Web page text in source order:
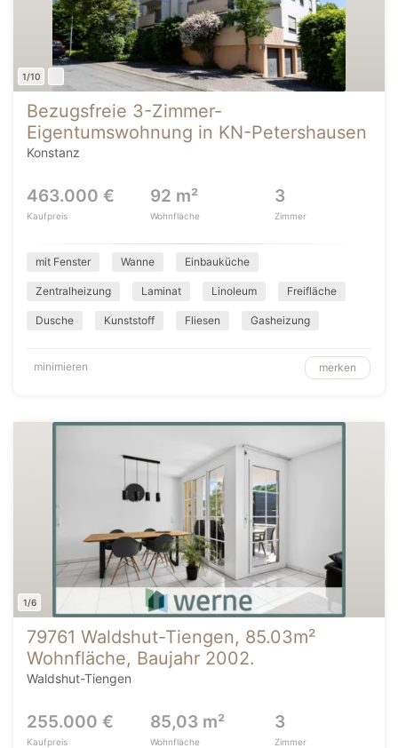
1/10
Bezugsfreie 3-Zimmer-
Eigentumswohnung in KN-Petershausen
Konstanz
463.000 €
Kaufpreis
92 m²
Wohnfläche
3
Zimmer
mit Fenster Wanne Einbauküche
Zentralheizung Laminat Linoleum Freifläche
Dusche Kunststoff Fliesen Gasheizung
minimieren merken
1/6
79761 Waldshut-Tiengen, 85.03m²
Wohnfläche, Baujahr 2002.
Waldshut-Tiengen
255.000 €
Kaufpreis
85,03 m²
Wohnfläche
3
Zimmer